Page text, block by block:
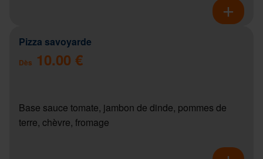
Pizza savoyarde
Dès 10.00 €
Base sauce tomate, jambon de dinde, pommes de
terre, chèvre, fromage